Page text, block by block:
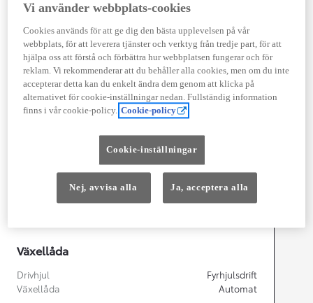
EURO 6
Kombinerad Co2 121g/km
Motor
Cylindrar
4
Kapacitet
Prestanda
Topphastighet 180km/h
Acceleration 0-100km/h
7,55sekunder
Växellåda
Drivhjul
Fyrhjulsdrift
Växellåda
Automat
Vi använder webbplats-cookies
Cookies används för att ge dig den bästa upplevelsen på vår
webbplats, för att leverera tjänster och verktyg från tredje part, för att
hjälpa oss att förstå och förbättra hur webbplatsen fungerar och för
reklam. Vi rekommenderar att du behåller alla cookies, men om du inte
accepterar detta kan du enkelt ändra dem genom att klicka på
alternativet för cookie-inställningar nedan. Fullständig information
finns i vår cookie-policy. Cookie-policy
Cookie-inställningar
Nej, avvisa alla Ja, acceptera alla